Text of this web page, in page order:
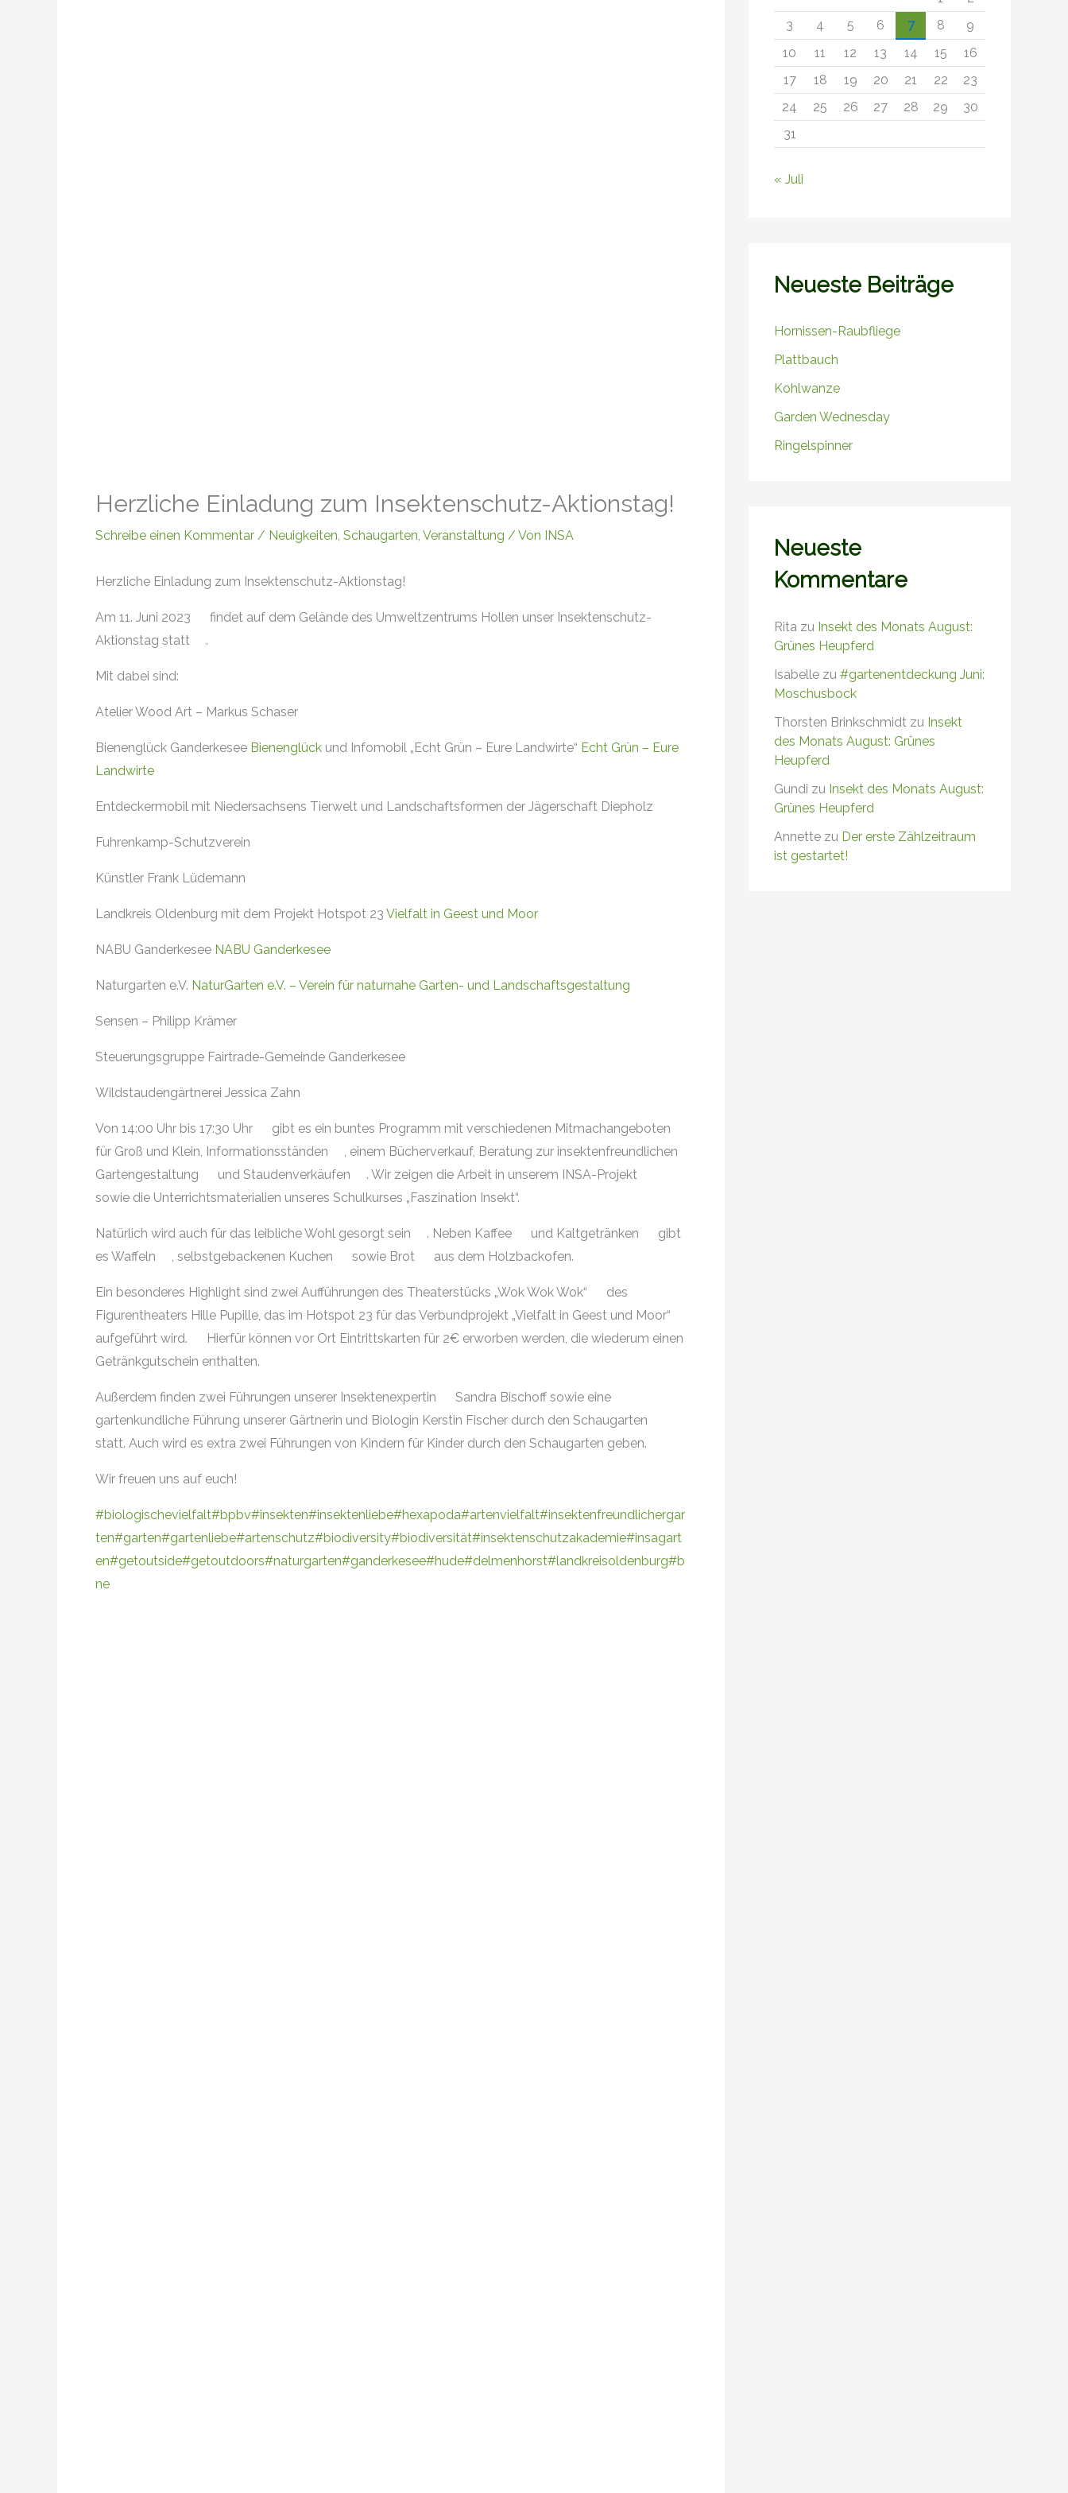
Herzliche Einladung zum Insektenschutz-Aktionstag!
Schreibe einen Kommentar / Neuigkeiten, Schaugarten, Veranstaltung / Von INSA
Herzliche Einladung zum Insektenschutz-Aktionstag!
Am 11. Juni 2023
findet auf dem Gelände des Umweltzentrums Hollen unser Insektenschutz-
Aktionstag statt
.
Mit dabei sind:
Atelier Wood Art – Markus Schaser
Bienenglück Ganderkesee Bienenglück und Infomobil „Echt Grün – Eure Landwirte“ Echt Grün – Eure
Landwirte
Entdeckermobil mit Niedersachsens Tierwelt und Landschaftsformen der Jägerschaft Diepholz
Fuhrenkamp-Schutzverein
Künstler Frank Lüdemann
Landkreis Oldenburg mit dem Projekt Hotspot 23 Vielfalt in Geest und Moor
NABU Ganderkesee NABU Ganderkesee
Naturgarten e.V. NaturGarten e.V. – Verein für naturnahe Garten- und Landschaftsgestaltung
Sensen – Philipp Krämer
Steuerungsgruppe Fairtrade-Gemeinde Ganderkesee
Wildstaudengärtnerei Jessica Zahn
Von 14:00 Uhr bis 17:30 Uhr
gibt es ein buntes Programm mit verschiedenen Mitmachangeboten
für Groß und Klein, Informationsständen
, einem Bücherverkauf, Beratung zur insektenfreundlichen
Gartengestaltung
und Staudenverkäufen
. Wir zeigen die Arbeit in unserem INSA-Projekt
sowie die Unterrichtsmaterialien unseres Schulkurses „Faszination Insekt“.
Natürlich wird auch für das leibliche Wohl gesorgt sein . Neben Kaffee und Kaltgetränken
gibt
es Waffeln
, selbstgebackenen Kuchen sowie Brot aus dem Holzbackofen.
Ein besonderes Highlight sind zwei Aufführungen des Theaterstücks „Wok Wok Wok“
des
Figurentheaters Hille Pupille, das im Hotspot 23 für das Verbundprojekt „Vielfalt in Geest und Moor“
aufgeführt wird.
Hierfür können vor Ort Eintrittskarten für 2€ erworben werden, die wiederum einen
Getränkgutschein enthalten.
Außerdem finden zwei Führungen unserer Insektenexpertin
Sandra Bischoff sowie eine
gartenkundliche Führung unserer Gärtnerin und Biologin Kerstin Fischer durch den Schaugarten
statt. Auch wird es extra zwei Führungen von Kindern für Kinder durch den Schaugarten geben.
Wir freuen uns auf euch!
#biologischevielfalt#bpbv#insekten#insektenliebe#hexapoda#artenvielfalt#insektenfreundlichergar
ten#garten#gartenliebe#artenschutz#biodiversity#biodiversität#insektenschutzakademie#insagart
en#getoutside#getoutdoors#naturgarten#ganderkesee#hude#delmenhorst#landkreisoldenburg#b
ne
3
4 5 6 7 8
9
10
11 12 13 14 15
16
17
18 19 20 21 22
23
24
25 26 27 28 29
30
31
« Juli
Neueste Beiträge
Hornissen-Raubfliege
Plattbauch
Kohlwanze
Garden Wednesday
Ringelspinner
Neueste
Kommentare
Rita zu Insekt des Monats August:
Grünes Heupferd
Isabelle zu #gartenentdeckung Juni:
Moschusbock
Thorsten Brinkschmidt zu Insekt
des Monats August: Grünes
Heupferd
Gundi zu Insekt des Monats August:
Grünes Heupferd
Annette zu Der erste Zählzeitraum
ist gestartet!